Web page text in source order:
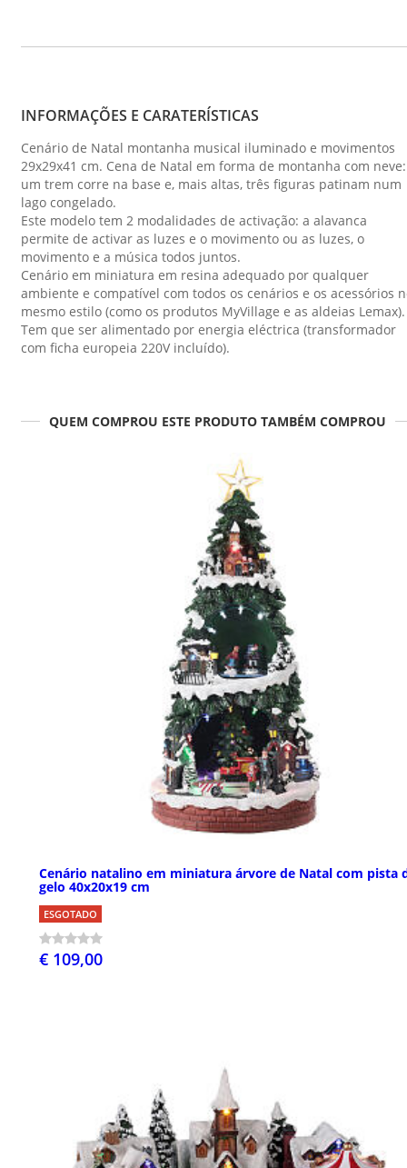
INFORMAÇÕES E CARATERÍSTICAS
Cenário de Natal montanha musical iluminado e movimentos
29x29x41 cm. Cena de Natal em forma de montanha com neve:
um trem corre na base e, mais altas, três figuras patinam num
lago congelado.
Este modelo tem 2 modalidades de activação: a alavanca
permite de activar as luzes e o movimento ou as luzes, o
movimento e a música todos juntos.
Cenário em miniatura em resina adequado por qualquer
ambiente e compatível com todos os cenários e os acessórios
mesmo estilo (como os produtos MyVillage e as aldeias Lemax).
Tem que ser alimentado por energia eléctrica (transformador
com ficha europeia 220V incluído).
QUEM COMPROU ESTE PRODUTO TAMBÉM COMPROU
Cenário natalino em miniatura árvore de Natal com pista
gelo 40x20x19 cm
ESGOTADO
€ 109,00